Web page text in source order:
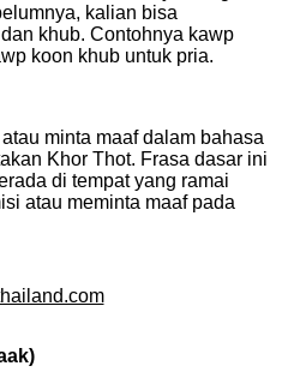
kalian bisa
khub. Contohnya kawp
koon khub untuk pria.
minta maaf dalam bahasa
Khor Thot. Frasa dasar ini
di tempat yang ramai
atau meminta maaf pada